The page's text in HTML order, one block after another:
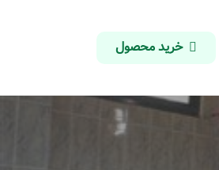
خرید محصول